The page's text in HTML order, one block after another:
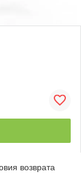
возврата